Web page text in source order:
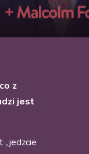
z
jest
„jedzcie